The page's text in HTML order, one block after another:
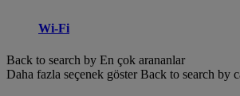
Wi-Fi
Back to search by En çok arananlar
Daha fazla seçenek göster Back to search by